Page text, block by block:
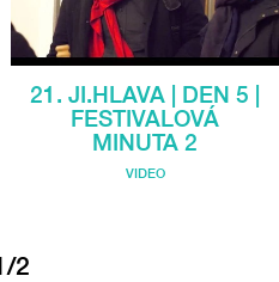
21. JI.HLAVA | DEN 5 |
FESTIVALOVÁ
MINUTA 2
VIDEO
2